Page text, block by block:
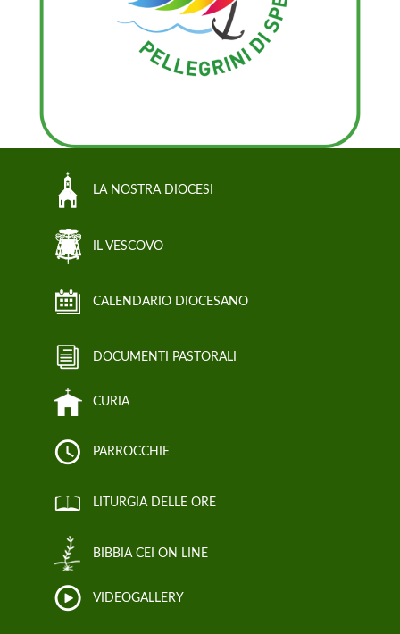
LA NOSTRA DIOCESI
IL VESCOVO
CALENDARIO DIOCESANO
DOCUMENTI PASTORALI
CURIA
PARROCCHIE
LITURGIA DELLE ORE
BIBBIA CEI ON LINE
VIDEOGALLERY